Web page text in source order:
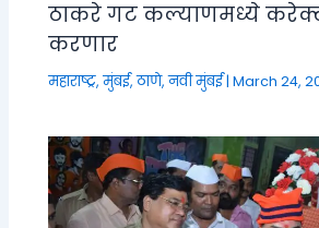
ठाकरे गट कल्याणमध्ये करेक्ट
करणार
महाराष्ट्र,मुंबई, ठाणे, नवी मुंबई|March 24,